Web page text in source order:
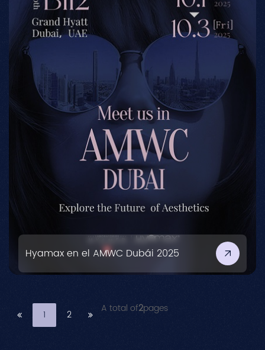
Hyamax en el AMWC Dubái 2025
1 2 A total of2pages